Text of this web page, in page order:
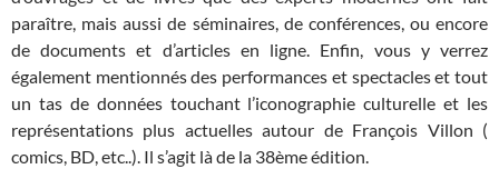
paraître, mais aussi de séminaires, de conférences, ou encore
de documents et d’articles en ligne. Enfin, vous y verrez
également mentionnés des performances et spectacles et tout
un tas de données touchant l’iconographie culturelle et les
représentations plus actuelles autour de François Villon (
comics, BD, etc..). Il s’agit là de la 38ème édition.